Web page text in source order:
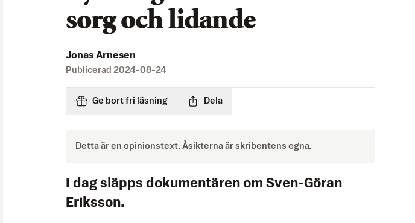
sorg och lidande
Jonas Arnesen
Publicerad 2024-08-24
Ge bort fri läsning Dela
Detta är en opinionstext. Åsikterna är skribentens egna.
I dag släpps dokumentären om Sven-Göran
Eriksson.